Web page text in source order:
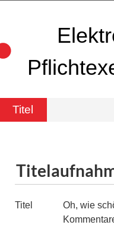
Titel
Titel
Oh, wie